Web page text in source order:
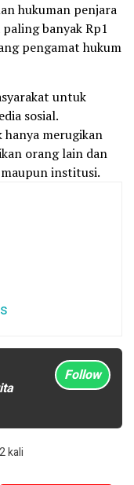
hukuman penjara
banyak Rp1
pengamat hukum
untuk
sosial.
merugikan
orang lain dan
institusi.
Follow
kali